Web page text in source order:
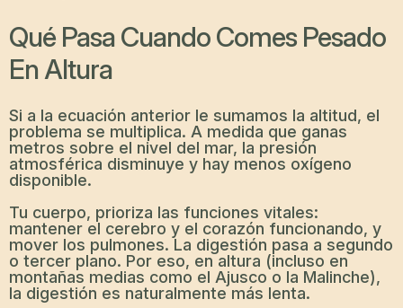
Qué Pasa Cuando Comes Pesado
En Altura
Si a la ecuación anterior le sumamos la altitud, el
problema se multiplica. A medida que ganas
metros sobre el nivel del mar, la presión
atmosférica disminuye y hay menos oxígeno
disponible.
Tu cuerpo, prioriza las funciones vitales:
mantener el cerebro y el corazón funcionando, y
mover los pulmones. La digestión pasa a segundo
o tercer plano. Por eso, en altura (incluso en
montañas medias como el Ajusco o la Malinche),
la digestión es naturalmente más lenta.